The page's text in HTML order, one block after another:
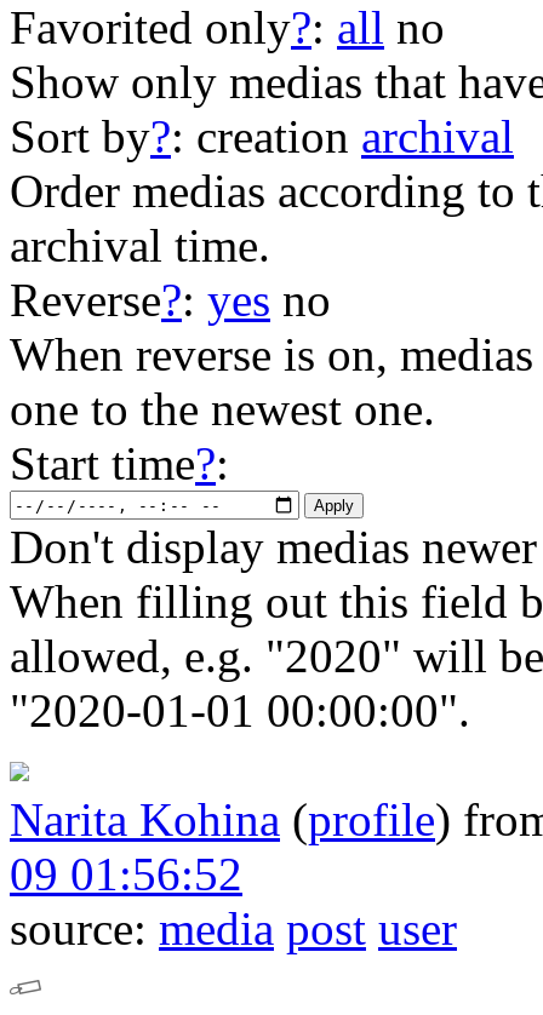
Favorited only?: all no
Show only medias that
Sort by?: creation archival
Order medias according
archival time.
Reverse?: yes no
When reverse is on,
one to the newest one.
Start time?:
Don't display medias
When filling out this field
allowed, e.g. "2020" will
"2020-01-01 00:00:00".
Narita Kohina (profile)
09 01:56:52
source: media post user